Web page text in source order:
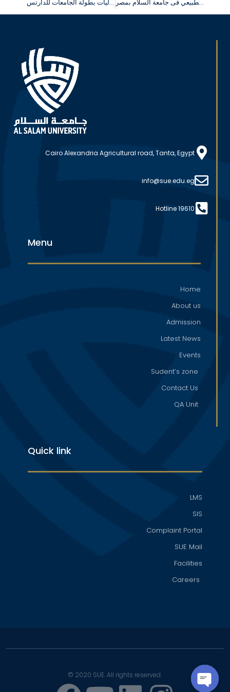
فعاليات بطولة الجامعات للدارتس انتهاء الامتحانات العملية والشفوية بكلية العلاج الطبيعي فى جامعة السلام بمصر
Cairo Alexandria Agricultural road, Tanta, Egypt
info@sue.edu.eg
Hotline 19610
Menu
Home
About us
Admission
Latest News
Events
Sudent’s zone
Contact Us
QA Unit
Quick link
LMS
SIS
Complaint Portal
SUE Mail
Facilities
Careers
© 2020 SUE. All rights reserved.